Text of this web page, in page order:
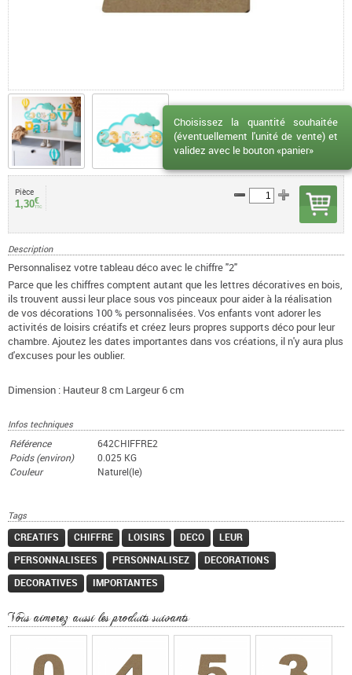
Pièce
1,30€
TTC
Description
Personnalisez votre tableau déco avec le chiffre "2"
Parce que les chiffres comptent autant que les lettres décoratives en bois,
ils trouvent aussi leur place sous vos pinceaux pour aider à la réalisation
de vos décorations 100 % personnalisées. Vos enfants vont adorer les
activités de loisirs créatifs et créez leurs propres supports déco pour leur
chambre. Ajoutez les dates importantes dans vos créations, il n'y aura plus
d'excuses pour les oublier.
Dimension : Hauteur 8 cm Largeur 6 cm
Infos techniques
Référence
642CHIFFRE2
Poids (environ)
0.025 KG
Couleur
Naturel(le)
Tags
CREATIFS CHIFFRE LOISIRS DECO
LEUR
PERSONNALISEES
PERSONNALISEZ
DECORATIONS
DECORATIVES
IMPORTANTES
Vous aimerez aussi les produits suivants
Choisissez la quantité souhaitée
(éventuellement l'unité de vente) et
validez avec le bouton «panier»